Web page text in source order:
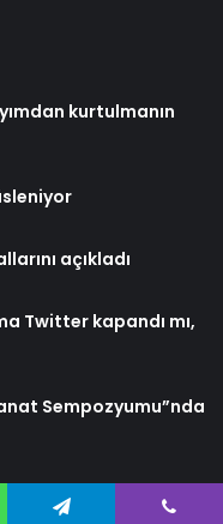
kurtulmanın
açıkladı
Twitter kapandı mı,
Sempozyumu”nda